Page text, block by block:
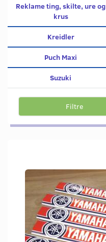
Reklame ting, skilte, ure og
krus
Kreidler
Puch Maxi
Suzuki
Filtre